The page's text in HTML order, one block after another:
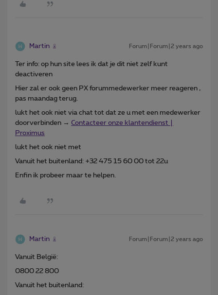
Martin Forum|Forum|2 years ago
Ter info: op hun site lees ik dat je dit niet zelf kunt
deactiveren
Hier zal er ook geen PX forummedewerker meer reageren ,
pas maandag terug.
lukt het ook niet via chat tot dat ze u met een medewerker
doorverbinden → Contacteer onze klantendienst |
Proximus
lukt het ook niet met
Vanuit het buitenland: +32 475 15 60 00 tot 22u
Enfin ik probeer maar te helpen.
Martin Forum|Forum|2 years ago
Vanuit België:
0800 22 800
Vanuit het buitenland: